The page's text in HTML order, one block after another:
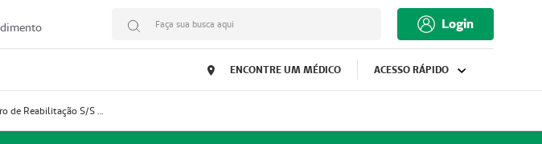
Faça sua busca aqui Login
ENCONTRE UM MÉDICO ACESSO RÁPIDO
Prestador CERPAM – Centro de Reabilitação S/S Ltda-ME (52004274-8)